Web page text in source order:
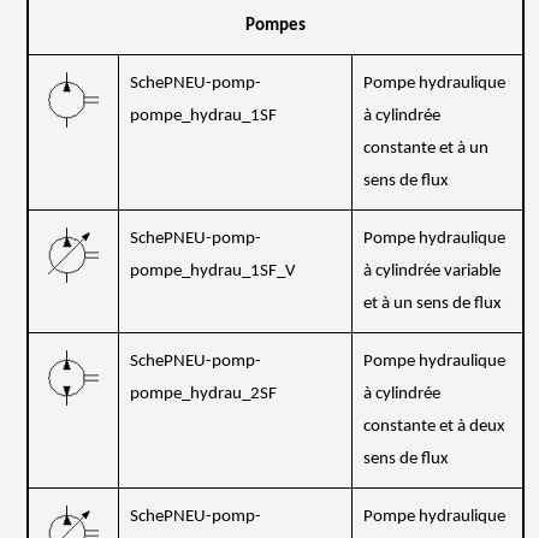
Pompes
SchePNEU-pomp-
pompe_hydrau_1SF
Pompe hydraulique
à cylindrée
constante et à un
sens de flux
SchePNEU-pomp-
pompe_hydrau_1SF_V
Pompe hydraulique
à cylindrée variable
et à un sens de flux
SchePNEU-pomp-
pompe_hydrau_2SF
Pompe hydraulique
à cylindrée
constante et à deux
sens de flux
SchePNEU-pomp-
Pompe hydraulique